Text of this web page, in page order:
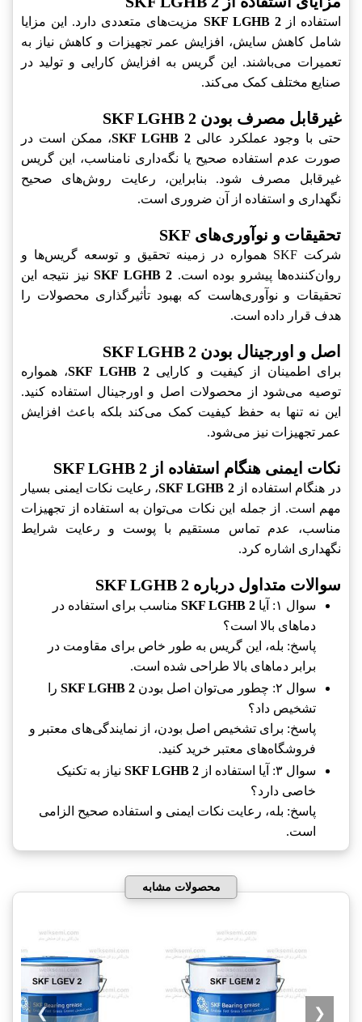
استفاده ازSKF LGHB 2 مزیت‌های متعددی دارد. این مزایا
شامل کاهش سایش، افزایش عمر تجهیزات و کاهش نیاز به
تعمیرات می‌باشند. این گریس به افزایش کارایی و تولید در
صنایع مختلف کمک می‌کند.
غیرقابل مصرف بودن SKF LGHB 2
حتی با وجود عملکرد عالی SKF LGHB 2، ممکن است در
صورت عدم استفاده صحیح یا نگه‌داری نامناسب، این گریس
غیرقابل مصرف شود. بنابراین، رعایت روش‌های صحیح
نگهداری و استفاده از آن ضروری است.
تحقیقات و نوآوری‌های SKF
شرکت SKF همواره در زمینه تحقیق و توسعه گریس‌ها و
روان‌کننده‌ها پیشرو بوده است. SKF LGHB 2نیز نتیجه این
تحقیقات و نوآوری‌هاست که بهبود تأثیرگذاری محصولات را
هدف قرار داده است.
اصل و اورجینال بودن SKF LGHB 2
برای اطمینان از کیفیت و کارایی SKF LGHB 2، همواره
توصیه می‌شود از محصولات اصل و اورجینال استفاده کنید.
این نه تنها به حفظ کیفیت کمک می‌کند بلکه باعث افزایش
عمر تجهیزات نیز می‌شود.
نکات ایمنی هنگام استفاده از SKF LGHB 2
در هنگام استفاده ازSKF LGHB 2، رعایت نکات ایمنی بسیار
مهم است. از جمله این نکات می‌توان به استفاده از تجهیزات
مناسب، عدم تماس مستقیم با پوست و رعایت شرایط
نگهداری اشاره کرد.
سوالات متداول درباره SKF LGHB 2
سوال ۱: آیا SKF LGHB 2 مناسب برای استفاده در
دماهای بالا است؟
پاسخ: بله، این گریس به طور خاص برای مقاومت در
برابر دماهای بالا طراحی شده است.
سوال ۲: چطور می‌توان اصل بودن
SKF LGHB 2 را
تشخیص داد؟
پاسخ: برای تشخیص اصل بودن، از نمایندگی‌های معتبر و
فروشگاه‌های معتبر خرید کنید.
سوال ۳: آیا استفاده از
SKF LGHB 2 نیاز به تکنیک
خاصی دارد؟
پاسخ: بله، رعایت نکات ایمنی و استفاده صحیح الزامی
است.
محصولات مشابه
❮
❯